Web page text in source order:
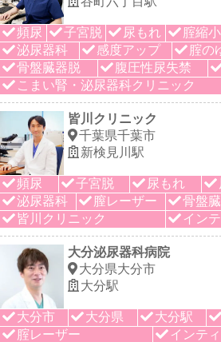
頻尿 子宮脱 尿もれ 腟縮小
泌尿器科
感度アップ 腟の
骨盤臓器脱
腹圧性尿失禁
こまい腎・泌尿器科クリニック
皆川クリニック
千葉県千葉市
新検見川駅
頻尿 子宮脱 尿もれ
泌尿器科
膣レーザー 骨盤
皆川クリニック
イン
大分泌尿器科病院
大分県大分市
大分駅
大分市 大分県 大分駅
腟レーザー
インテ